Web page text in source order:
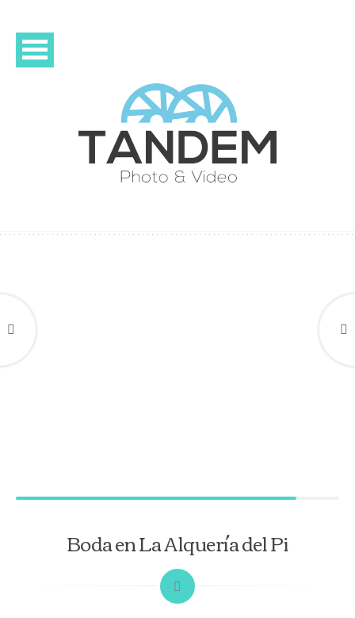
Boda en La Alquería del Pi